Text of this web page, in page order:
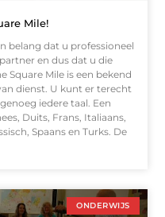
Mile!
belang dat u professioneel
en dus dat u die
Square Mile is een bekend
dienst. U kunt er terecht
iedere taal. Een
Duits, Frans, Italiaans,
Spaans en Turks. De
ONDERWIJS